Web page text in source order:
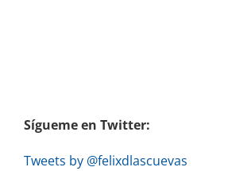
Sígueme en Twitter:
Tweets by @felixdlascuevas